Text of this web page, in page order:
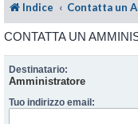
Indice Contatta un
CONTATTA UN
Destinatario:
Amministratore
Tuo indirizzo email: